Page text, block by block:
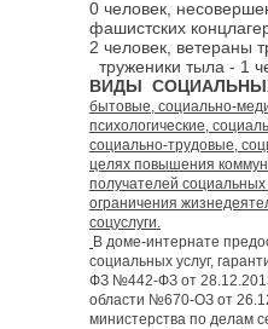
0 человек,
фашистских
2 человек, ветераны
труженики тыла - 1
ВИДЫ
бытовые, социально-
психологические,
социально-трудовые,
целях повышения
получателей
ограничения
соцуслуги.
В доме-интернате
социальных услуг,
ФЗ №442-ФЗ от
области №670-ОЗ от
министерства по делам